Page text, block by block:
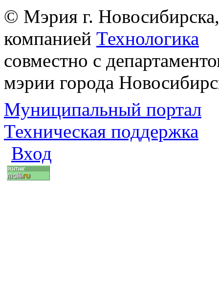
© Мэрия г.
компанией Технологика
совместно с
мэрии города
Муниципальный портал
Техническая поддержка
Вход